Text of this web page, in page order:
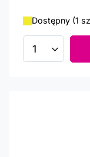
Dostępny (1
Ilość